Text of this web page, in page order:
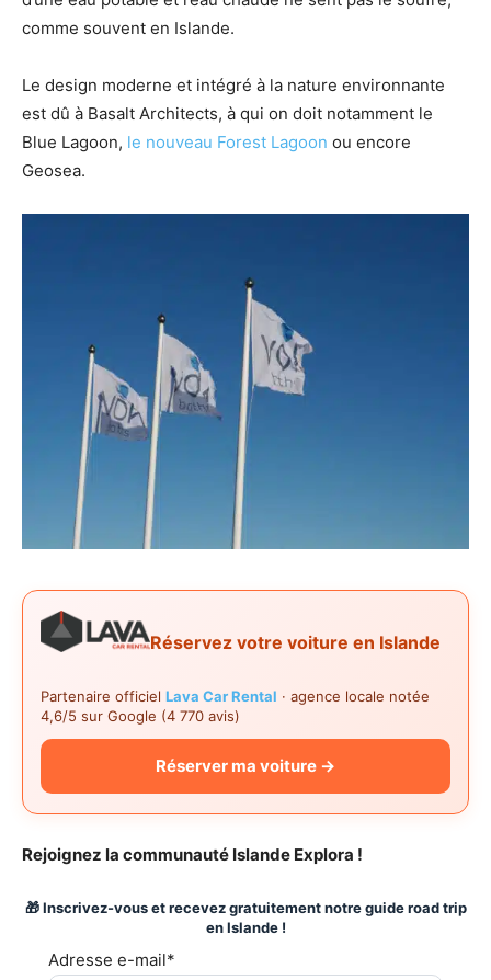
comme souvent en Islande.
Le design moderne et intégré à la nature environnante
est dû à Basalt Architects, à qui on doit notamment le
Blue Lagoon, le nouveau Forest Lagoon ou encore
Geosea.
Réservez votre voiture en Islande
Partenaire officiel Lava Car Rental · agence locale notée
4,6/5 sur Google (4 770 avis)
Réserver ma voiture →
Rejoignez la communauté Islande Explora !
🎁 Inscrivez-vous et recevez gratuitement notre guide road trip
en Islande !
Adresse e-mail*